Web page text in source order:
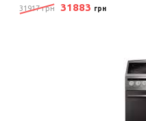
31917 грн 31883 грн